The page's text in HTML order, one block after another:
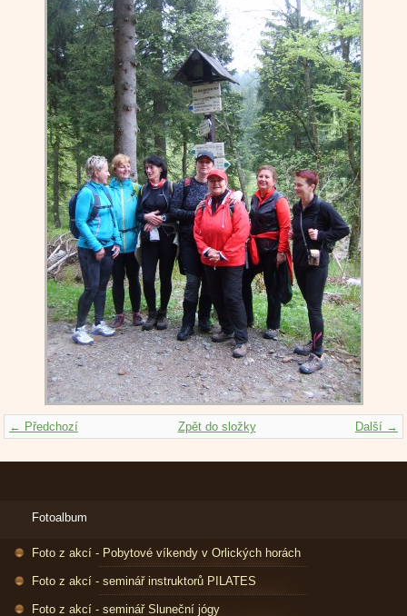
← Předchozí Další →
Zpět do složky
Fotoalbum
Foto z akcí - Pobytové víkendy v Orlických horách
Foto z akcí - seminář instruktorů PILATES
Foto z akcí - seminář Sluneční jógy